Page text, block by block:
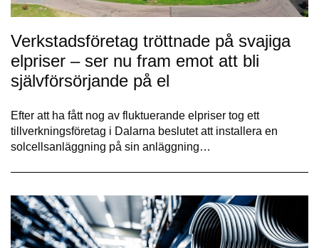
Verkstadsföretag tröttnade på svajiga
elpriser – ser nu fram emot att bli
självförsörjande på el
Efter att ha fått nog av fluktuerande elpriser tog ett
tillverkningsföretag i Dalarna beslutet att installera en
solcellsanläggning på sin anläggning…